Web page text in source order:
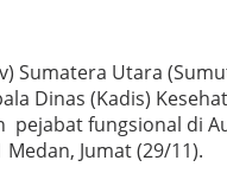
Sumatera Utara
Dinas (Kadis)
pejabat fungsional di
Jumat (29/11).